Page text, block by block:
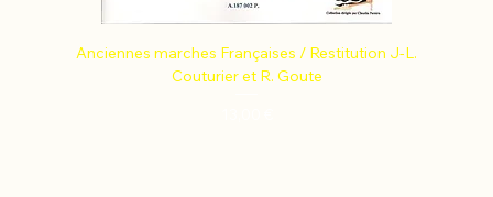
Anciennes marches Françaises / Restitution J-L.
Couturier et R. Goute